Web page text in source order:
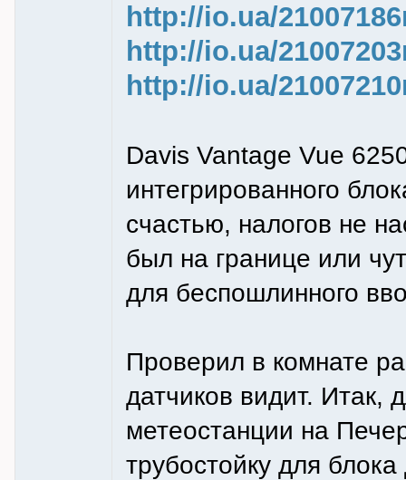
http://io.ua/
http://io.ua/
http://io.ua/
Davis Vantage Vue
интегрированного
счастью, налогов не
был на границе или
для беспошлинного
Проверил в комнате
датчиков видит. Итак,
метеостанции на
трубостойку для